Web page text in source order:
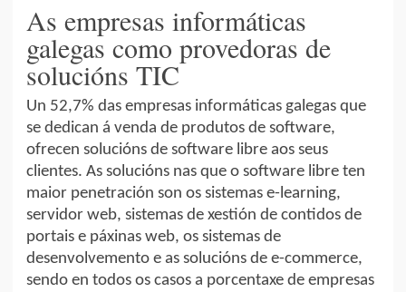
As empresas informáticas
galegas como provedoras de
solucións TIC
Un 52,7% das empresas informáticas galegas que
se dedican á venda de produtos de software,
ofrecen solucións de software libre aos seus
clientes. As solucións nas que o software libre ten
maior penetración son os sistemas e-learning,
servidor web, sistemas de xestión de contidos de
portais e páxinas web, os sistemas de
desenvolvemento e as solucións de e-commerce,
sendo en todos os casos a porcentaxe de empresas